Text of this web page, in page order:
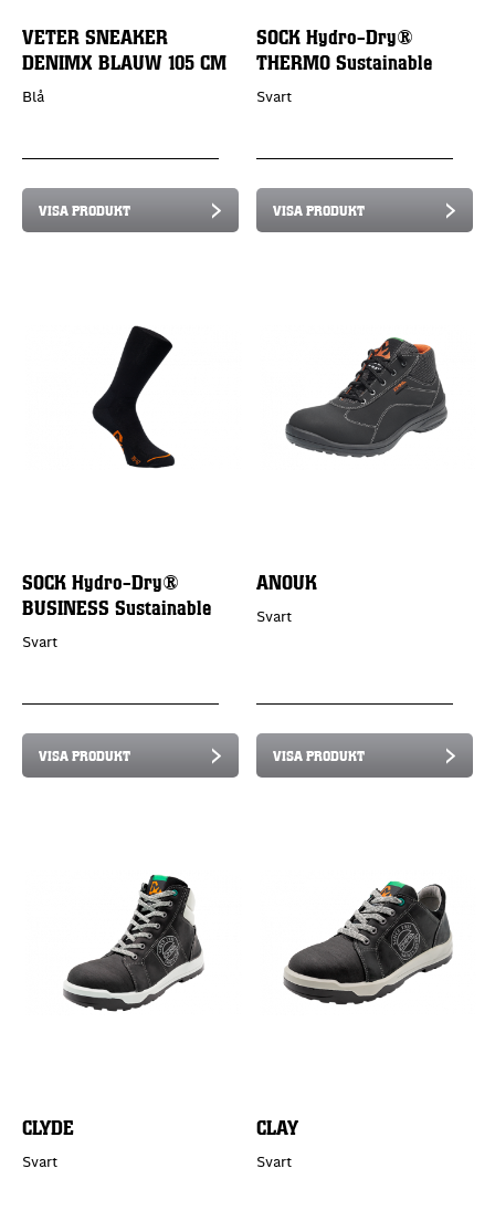
VETER SNEAKER
DENIMX BLAUW 105 CM
Blå
VISA PRODUKT
SOCK Hydro-Dry®
THERMO Sustainable
Svart
VISA PRODUKT
SOCK Hydro-Dry®
BUSINESS Sustainable
Svart
VISA PRODUKT
ANOUK
Svart
VISA PRODUKT
CLYDE
Svart
CLAY
Svart